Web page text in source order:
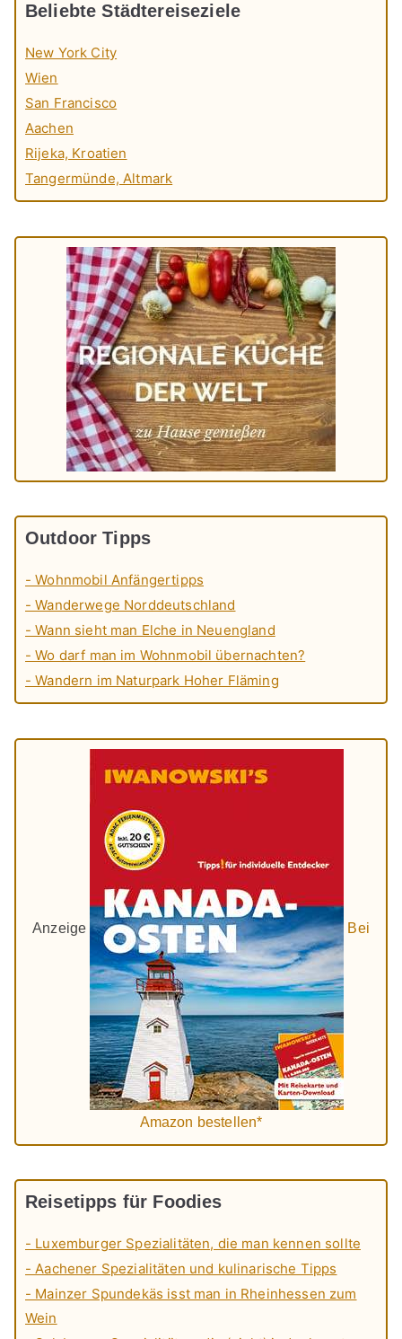
Beliebte Städtereiseziele
New York City
Wien
San Francisco
Aachen
Rijeka, Kroatien
Tangermünde, Altmark
Outdoor Tipps
- Wohnmobil Anfängertipps
- Wanderwege Norddeutschland
- Wann sieht man Elche in Neuengland
- Wo darf man im Wohnmobil übernachten?
- Wandern im Naturpark Hoher Fläming
Anzeige Bei
Amazon bestellen*
Reisetipps für Foodies
- Luxemburger Spezialitäten, die man kennen sollte
- Aachener Spezialitäten und kulinarische Tipps
- Mainzer Spundekäs isst man in Rheinhessen zum
Wein